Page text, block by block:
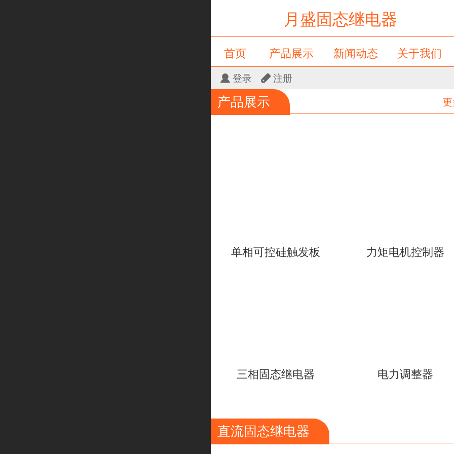
月盛固态继电器
首页 产品展示 新闻动态 关于我们
会员卡列表
登录 注册
产品展示
单相可控硅触发板 力矩电机控制器
三相固态继电器 电力调整器
直流固态继电器